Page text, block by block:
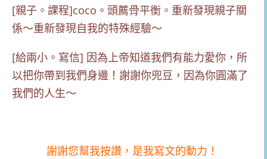
[親子。課程]coco。頭薦骨平衡。重新發現親子關
係～重新發現自我的特殊經驗～
[給兩小。寫信] 因為上帝知道我們有能力愛你，所
以把你帶到我們身邊！謝謝你兜豆，因為你圓滿了
我們的人生～
謝謝您幫我按讚，是我寫文的動力！